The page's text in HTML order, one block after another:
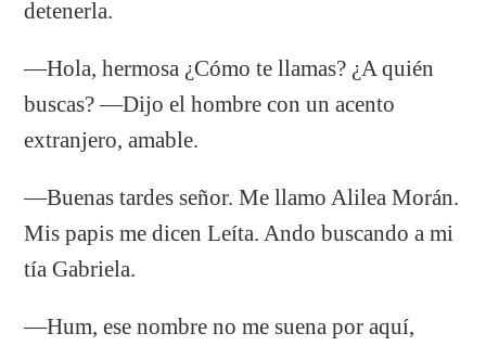
detenerla.
—Hola, hermosa ¿Cómo te llamas? ¿A quién
buscas? —Dijo el hombre con un acento
extranjero, amable.
—Buenas tardes señor. Me llamo Alilea Morán.
Mis papis me dicen Leíta. Ando buscando a mi
tía Gabriela.
—Hum, ese nombre no me suena por aquí,